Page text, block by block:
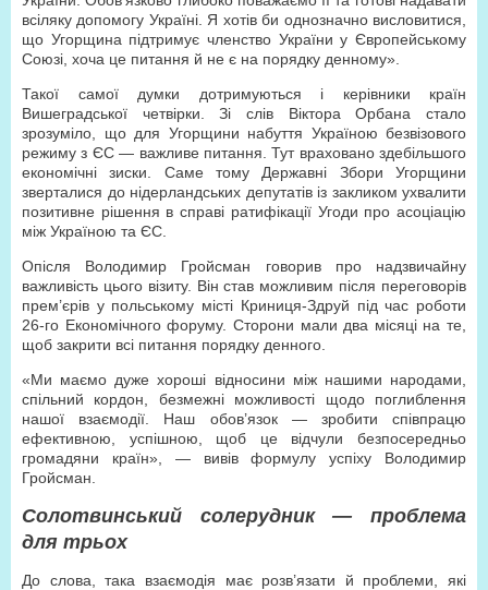
всіляку допомогу Україні. Я хотів би однозначно висловитися,
що Угорщина підтримує членство України у Європейському
Союзі, хоча це питання й не є на порядку денному».
Такої самої думки дотримуються і керівники країн
Вишеградської четвірки. Зі слів Віктора Орбана стало
зрозуміло, що для Угорщини набуття Україною безвізового
режиму з ЄС — важливе питання. Тут враховано здебільшого
економічні зиски. Саме тому Державні Збори Угорщини
зверталися до нідерландських депутатів із закликом ухвалити
позитивне рішення в справі ратифікації Угоди про асоціацію
між Україною та ЄС.
Опісля Володимир Гройсман говорив про надзвичайну
важливість цього візиту. Він став можливим після переговорів
прем’єрів у польському місті Криниця-Здруй під час роботи
26-го Економічного форуму. Сторони мали два місяці на те,
щоб закрити всі питання порядку денного.
«Ми маємо дуже хороші відносини між нашими народами,
спільний кордон, безмежні можливості щодо поглиблення
нашої взаємодії. Наш обов’язок — зробити співпрацю
ефективною, успішною, щоб це відчули безпосередньо
громадяни країн», — вивів формулу успіху Володимир
Гройсман.
Солотвинський солерудник — проблема
для трьох
До слова, така взаємодія має розв’язати й проблеми, які